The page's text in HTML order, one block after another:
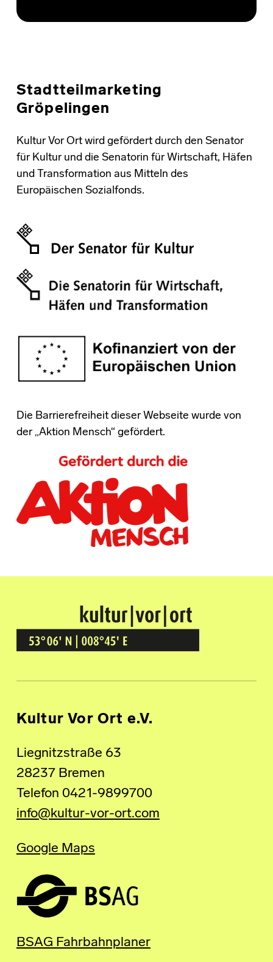
Stadtteilmarketing
Gröpelingen
Kultur Vor Ort wird gefördert durch den Senator
für Kultur und die Senatorin für Wirtschaft, Häfen
und Transformation aus Mitteln des
Europäischen Sozialfonds.
Die Barrierefreiheit dieser Webseite wurde von
der „Aktion Mensch“ gefördert.
Kultur Vor Ort
BREMEN GRÖPELINGEN
Kultur Vor Ort e.V.
Liegnitzstraße 63
28237 Bremen
Telefon 0421-9899700
info@kultur-vor-ort.com
Google Maps
BSAG Fahrbahnplaner